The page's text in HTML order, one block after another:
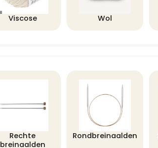
Viscose Wol
Rechte
breinaalden
Rondbreinaalden